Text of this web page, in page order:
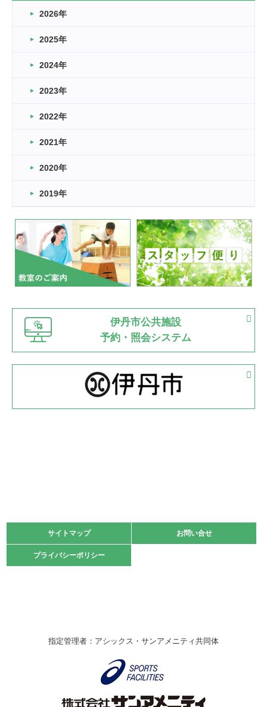
2026.03.16
車いすバスケとRくんのお話
卒業・卒園の季節★
2026.03.11
緑ケ丘体育館
2022.11.03
緑ケ丘体育館
いたっぼーる大会☆彡
緑ケ丘体育館
2022.07.03
市内総合体育大会が開始
緑ケ丘体育館 猪名川運動広場
古池運動広場
2022.06.12
県知事杯争奪バレーボール大会が開催
2022.05.05
体育協会長杯 バドミントン競技の部
2022.05.22
緑ケ丘体育館
2021.10.23
卓球選手権大会ラージボールの部開催☆
伊丹市総合体育大会 バレーボール大会が開催されました
なわとびイベントを開催しました！
2026年
2025年
2024年
2023年
2022年
2021年
2020年
2019年
伊丹市公共施設
予約・照会システム
サイトマップ お問い合せ
プライバシーポリシー
サイトマップ お問い合せ
プライバシーポリシー
指定管理者：アシックス・サンアメニティ共同体